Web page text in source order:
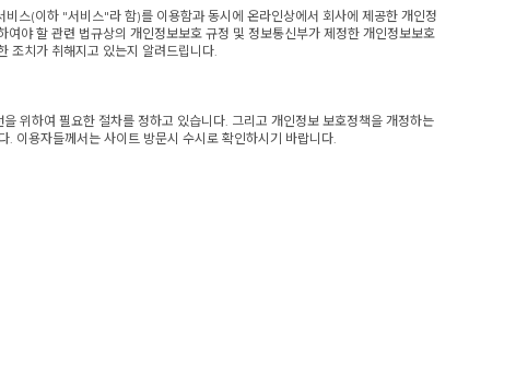
스(이하 "서비스"라 함)를 이용함과 동시에 온라인상에서 회사에 제공한 개인정
야 할 관련 법규상의 개인정보보호 규정 및 정보통신부가 제정한 개인정보보호
조치가 취해지고 있는지 알려드립니다.
위하여 필요한 절차를 정하고 있습니다. 그리고 개인정보 보호정책을 개정하는
이용자들께서는 사이트 방문시 수시로 확인하시기 바랍니다.